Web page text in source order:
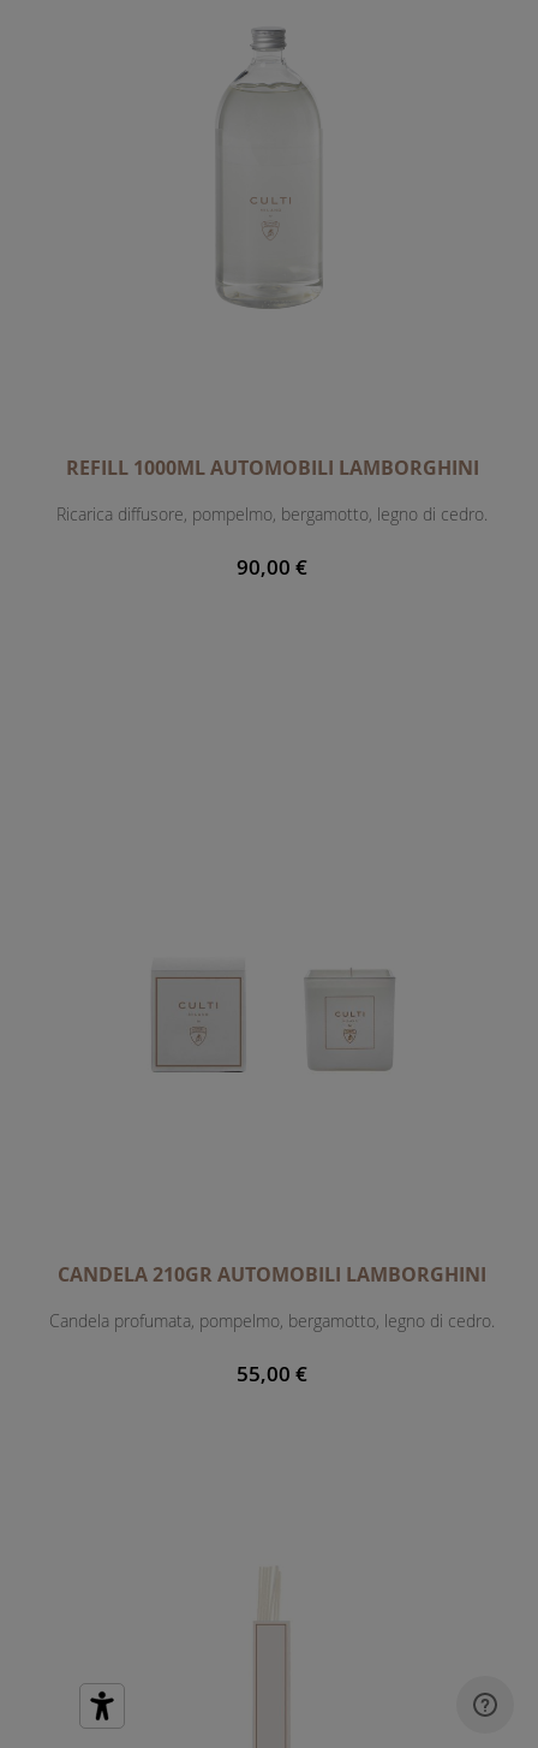
REFILL 1000ML AUTOMOBILI LAMBORGHINI
Ricarica diffusore, pompelmo, bergamotto, legno di cedro.
90,00 €
CANDELA 210GR AUTOMOBILI LAMBORGHINI
Candela profumata, pompelmo, bergamotto, legno di cedro.
55,00 €